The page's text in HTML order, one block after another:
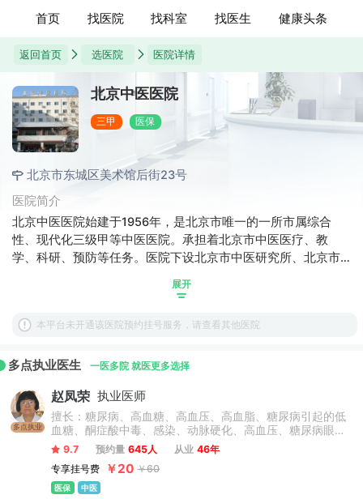
首页 找医院 找科室 找医生 健康头条
返回首页 选医院 医院详情
北京中医医院
三甲 医保
北京市东城区美术馆后街23号
医院简介
北京中医医院始建于1956年，是北京市唯一的一所市属综合
性、现代化三级甲等中医医院。承担着北京市中医医疗、教
学、科研、预防等任务。医院下设北京市中医研究所、北京市
研究中心。是首都医科大学中医药临床医学院、北京中医药大
目前，北京中医医院分别被国家中医药管理局评为治未病基
推广基地、中医药标准化研究推广基地、全国中医医院信息化
展开
本平台未开通该医院预约挂号服务，请查看其他医院
多点执业医生 一医多院 就医更多选择
多点执业
赵凤荣 执业医师
擅长：糖尿病、高血糖、高血压、高血脂、糖尿病引起的低
血糖、酮症酸中毒、感染、动脉硬化、高血压、糖尿病眼
病、糖尿病肾病、糖尿病神经病变等。
9.7 预约量 645人 从业 46年
专享挂号费
￥20 ￥60
医保 中医